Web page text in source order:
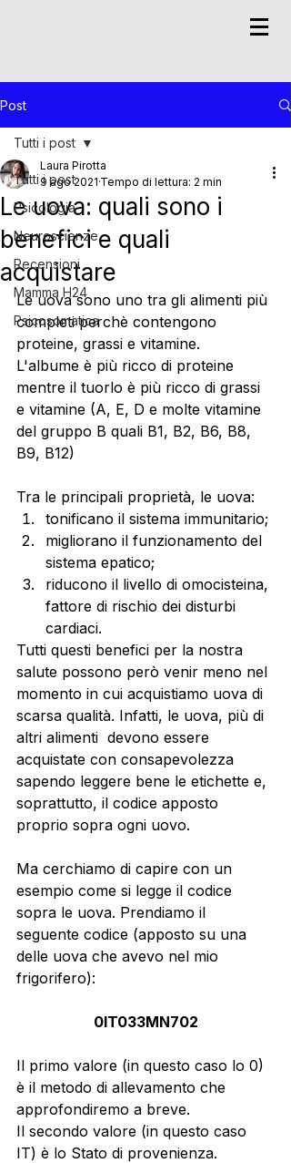
Post
Tutti i post
Psicologia
Neuroscienze
Recensioni
Mamma H24
Psicosomatica
Tutti i post
Le uova: quali sono i
benefici e quali
acquistare
Laura Pirotta
9 ago 2021 Tempo di lettura: 2 min
Le uova sono uno tra gli alimenti più
completi perchè contengono
proteine, grassi e vitamine.
L'albume è più ricco di proteine
mentre il tuorlo è più ricco di grassi
e vitamine (A, E, D e molte vitamine
del gruppo B quali B1, B2, B6, B8,
B9, B12)
Tra le principali proprietà, le uova:
tonificano il sistema immunitario;
migliorano il funzionamento del
sistema epatico;
riducono il livello di omocisteina,
fattore di rischio dei disturbi
cardiaci.
Tutti questi benefici per la nostra
salute possono però venir meno nel
momento in cui acquistiamo uova di
scarsa qualità. Infatti, le uova, più di
altri alimenti  devono essere
acquistate con consapevolezza
sapendo leggere bene le etichette e,
soprattutto, il codice apposto
proprio sopra ogni uovo.
Ma cerchiamo di capire con un
esempio come si legge il codice
sopra le uova. Prendiamo il
seguente codice (apposto su una
delle uova che avevo nel mio
frigorifero):
0IT033MN702
Il primo valore (in questo caso lo 0)
è il metodo di allevamento che
approfondiremo a breve.
Il secondo valore (in questo caso
IT) è lo Stato di provenienza.